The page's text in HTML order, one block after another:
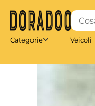
contenuto
principale
Categorie Veicoli